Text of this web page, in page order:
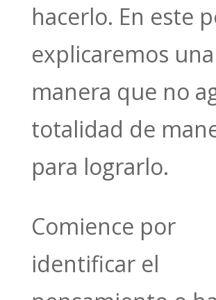
hacerlo. En este
explicaremos una
manera que no
totalidad de
para lograrlo.
Comience por
identificar el